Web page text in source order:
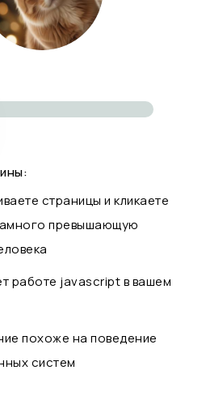
страницы и кликаете
превышающую
работе javascript в вашем
похоже на поведение
систем